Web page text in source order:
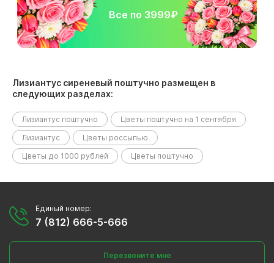
Все по 3999₽
Лизиантус сиреневый поштучно размещен в
следующих разделах:
Лизиантус поштучно
Цветы поштучно на 1 сентября
Лизиантус
Цветы россыпью
Цветы до 1000 рублей
Цветы поштучно
Единый номер:
7 (812) 666-5-666
Перезвоните мне